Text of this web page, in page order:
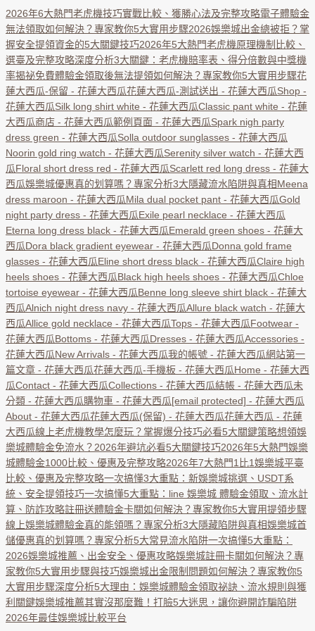
2026年6大熱門老虎機技巧實戰比較、獲勝心法及完整攻略電子體驗金
無法領取如何解決？專家教你5大實用步驟2026娛樂城出金總被拒？掌
握安全提領資金的5大關鍵技巧2026年5大熱門老虎機原理機制比較、
選臺及完整攻略深度分析3大關鍵：老虎機賠率表、得分倍數與中獎機
率揭祕免費體驗金領取後無法提領如何解決？專家教你5大實用步驟花
蓮大西瓜-保留 - 花蓮大西瓜花蓮大西瓜-測試送出 - 花蓮大西瓜Shop -
花蓮大西瓜Silk long shirt white - 花蓮大西瓜Classic pant white - 花蓮
大西瓜商店 - 花蓮大西瓜範例頁面 - 花蓮大西瓜Spark nigh party
dress green - 花蓮大西瓜Solla outdoor sunglasses - 花蓮大西瓜
Noorin gold ring watch - 花蓮大西瓜Serenity silver watch - 花蓮大西
瓜Floral short dress red - 花蓮大西瓜Scarlett red long dress - 花蓮大
西瓜娛樂城優惠真的划算嗎？專家分析3大隱藏流水陷阱與真相Meena
dress maroon - 花蓮大西瓜Mila dual pocket pant - 花蓮大西瓜Gold
night party dress - 花蓮大西瓜Exile pearl necklace - 花蓮大西瓜
Eterna long dress black - 花蓮大西瓜Emerald green shoes - 花蓮大
西瓜Dora black gradient eyewear - 花蓮大西瓜Donna gold frame
glasses - 花蓮大西瓜Eline short dress black - 花蓮大西瓜Claire high
heels shoes - 花蓮大西瓜Black high heels shoes - 花蓮大西瓜Chloe
tortoise eyewear - 花蓮大西瓜Benne long sleeve shirt black - 花蓮大
西瓜Alnich night dress navy - 花蓮大西瓜Allure black watch - 花蓮大
西瓜Allice gold necklace - 花蓮大西瓜Tops - 花蓮大西瓜Footwear -
花蓮大西瓜Bottoms - 花蓮大西瓜Dresses - 花蓮大西瓜Accessories -
花蓮大西瓜New Arrivals - 花蓮大西瓜我的帳號 - 花蓮大西瓜網站第一
篇文章 - 花蓮大西瓜花蓮大西瓜-手機板 - 花蓮大西瓜Home - 花蓮大西
瓜Contact - 花蓮大西瓜Collections - 花蓮大西瓜結帳 - 花蓮大西瓜未
分類 - 花蓮大西瓜購物車 - 花蓮大西瓜[email protected] - 花蓮大西瓜
About - 花蓮大西瓜花蓮大西瓜(保留) - 花蓮大西瓜花蓮大西瓜 - 花蓮
大西瓜線上老虎機教學怎麼玩？掌握爆分技巧必看5大關鍵策略想領娛
樂城體驗金免流水？2026年避坑必看5大關鍵技巧2026年5大熱門娛樂
城體驗金1000比較、優惠及完整攻略2026年7大熱門1比1娛樂城平臺
比較、優惠及完整攻略一次搞懂3大重點：新娛樂城挑選、USDT系
統、安全提領技巧一次搞懂5大重點：line 娛樂城 體驗金領取、流水計
算、防詐攻略註冊送體驗金卡關如何解決？專家教你5大實用提領步驟
線上娛樂城體驗金真的能領嗎？專家分析3大隱藏陷阱與真相娛樂城首
儲優惠真的划算嗎？專家分析5大常見流水陷阱一次搞懂5大重點：
2026娛樂城推薦、出金安全、優惠攻略娛樂城註冊卡關如何解決？專
家教你5大實用步驟與技巧娛樂城出金限制問題如何解決？專家教你5
大實用步驟深度分析5大理由：娛樂城體驗金領取祕訣、流水規則與獲
利關鍵娛樂城推薦其實沒那麼難！打臉5大迷思，讓你避開詐騙陷阱
2026年最佳娛樂城比較平台